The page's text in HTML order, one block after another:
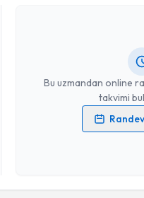
Bu uzmandan online
takvimi
Prof. Dr. Ali Başçı
Kişisel verilerimin